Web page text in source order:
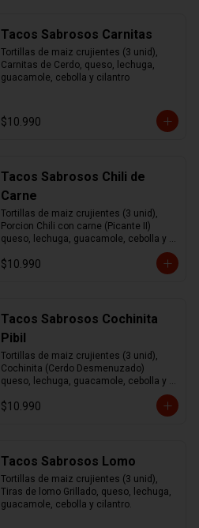
Tacos Sabrosos Carnitas
Tortillas de maiz crujientes (3 unid),
Carnitas de Cerdo, queso, lechuga,
guacamole, cebolla y cilantro
$10.990
Tacos Sabrosos Chili de
Carne
Tortillas de maiz crujientes (3 unid),
Porcion Chili con carne (Picante II)
queso, lechuga, guacamole, cebolla y
$10.990
Tacos Sabrosos Cochinita
Pibil
Tortillas de maiz crujientes (3 unid),
Cochinita (Cerdo Desmenuzado)
queso, lechuga, guacamole, cebolla y
$10.990
Tacos Sabrosos Lomo
Tortillas de maiz crujientes (3 unid),
Tiras de lomo Grillado, queso, lechuga,
guacamole, cebolla y cilantro.